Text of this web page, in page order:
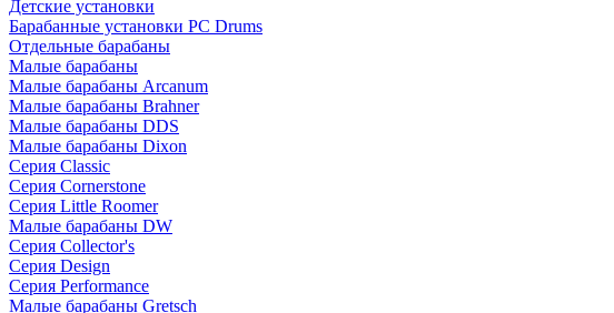
Детские установки
Барабанные установки PC Drums
Отдельные барабаны
Малые барабаны
Малые барабаны Arcanum
Малые барабаны Brahner
Малые барабаны DDS
Малые барабаны Dixon
Серия Classic
Серия Cornerstone
Серия Little Roomer
Малые барабаны DW
Серия Collector's
Серия Design
Серия Performance
Малые барабаны Gretsch